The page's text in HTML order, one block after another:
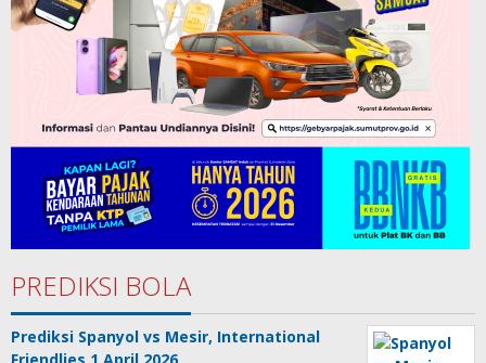
PREDIKSI BOLA
Prediksi Spanyol vs Mesir, International